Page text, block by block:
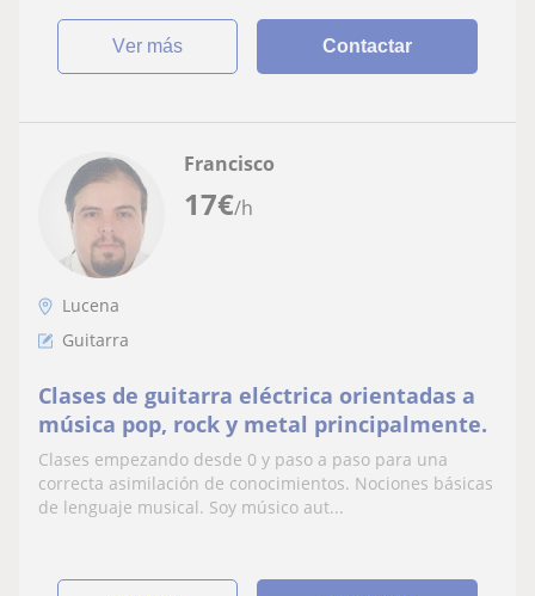
ver más Contactar
17€/h
Francisco
Lucena
Guitarra
Clases de guitarra eléctrica orientadas a
música pop, rock y metal principalmente.
Clases empezando desde 0 y paso a paso para una
correcta asimilación de conocimientos. Nociones básicas
de lenguaje musical. Soy músico aut...